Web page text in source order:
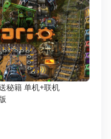
秘籍 单机+联机